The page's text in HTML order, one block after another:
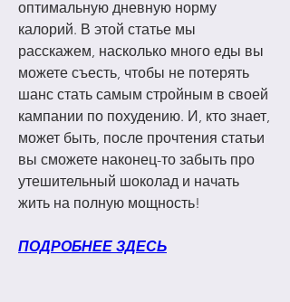
оптимальную дневную норму
калорий. В этой статье мы
расскажем, насколько много еды вы
можете съесть, чтобы не потерять
шанс стать самым стройным в своей
кампании по похудению. И, кто знает,
может быть, после прочтения статьи
вы сможете наконец-то забыть про
утешительный шоколад и начать
жить на полную мощность!
ПОДРОБНЕЕ ЗДЕСЬ